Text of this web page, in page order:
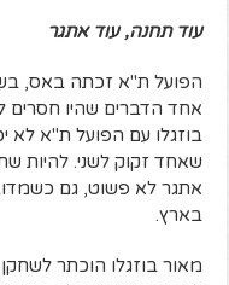
עוד תחנה, עוד אתגר
הפועל ת"א זכתה באס,
אחד הדברים שהיו חסרים
בוזגלו עם הפועל ת"א לא
שאחד זקוק לשני. להיות
אתגר לא פשוט, גם
בארץ.
מאור בוזגלו הוכתר